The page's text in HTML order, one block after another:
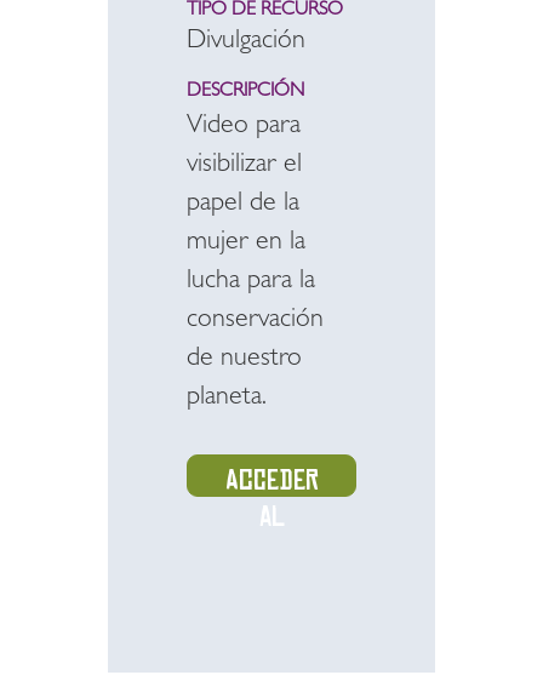
TIPO DE RECURSO
Divulgación
DESCRIPCIÓN
Video para
visibilizar el
papel de la
mujer en la
lucha para la
conservación
de nuestro
planeta.
Acceder
al